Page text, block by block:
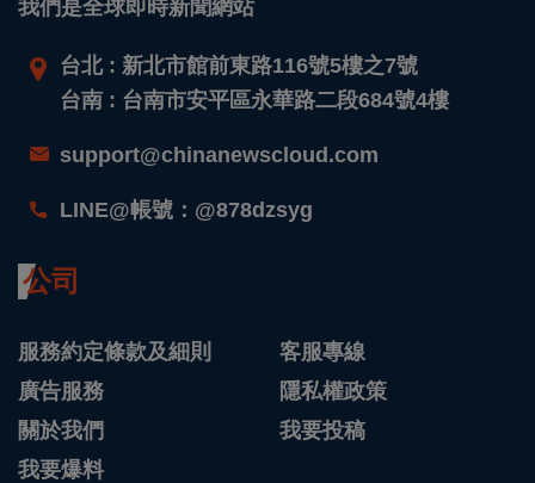
我們是全球即時新聞網站
台北 : 新北市館前東路116號5樓之7號
台南 : 台南市安平區永華路二段684號4樓
support@chinanewscloud.com
LINE@帳號：@878dzsyg
公司
服務約定條款及細則
客服專線
廣告服務
隱私權政策
關於我們
我要投稿
我要爆料